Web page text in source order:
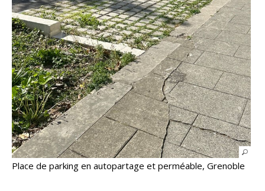
Place de parking en autopartage et perméable, Grenoble